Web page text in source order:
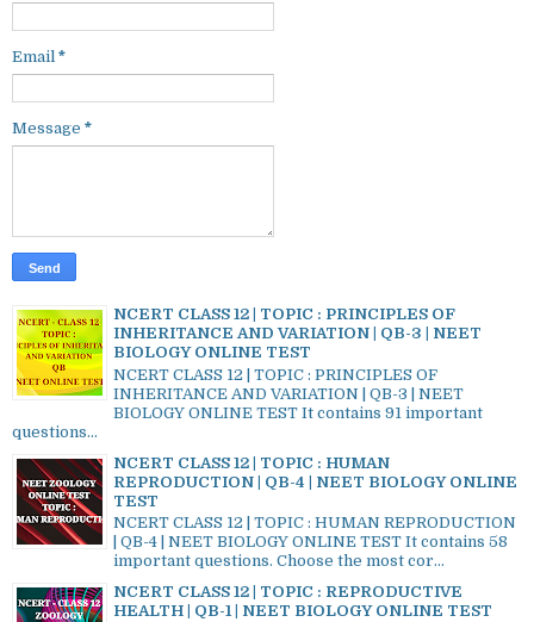
Email *
Message *
NCERT CLASS 12 | TOPIC : PRINCIPLES OF
INHERITANCE AND VARIATION | QB-3 | NEET
BIOLOGY ONLINE TEST
NCERT CLASS 12 | TOPIC : PRINCIPLES OF
INHERITANCE AND VARIATION | QB-3 | NEET
BIOLOGY ONLINE TEST It contains 91 important
questions...
NCERT CLASS 12 | TOPIC : HUMAN
REPRODUCTION | QB-4 | NEET BIOLOGY ONLINE
TEST
NCERT CLASS 12 | TOPIC : HUMAN REPRODUCTION
| QB-4 | NEET BIOLOGY ONLINE TEST It contains 58
important questions. Choose the most cor...
NCERT CLASS 12 | TOPIC : REPRODUCTIVE
HEALTH | QB-1 | NEET BIOLOGY ONLINE TEST